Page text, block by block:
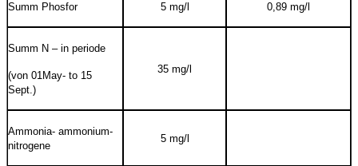
Summ Phosfor 5 mg/l 0,89 mg/l
Summ N – in periode
(von 01May- to 15
Sept.)
35 mg/l
Ammonia- ammonium-
nitrogene
5 mg/l